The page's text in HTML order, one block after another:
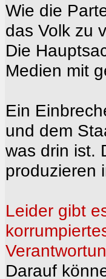
Wie die
das Volk zu
Die
Medien mit
Ein
und dem
was drin ist.
produzieren
Leider gibt
Darauf